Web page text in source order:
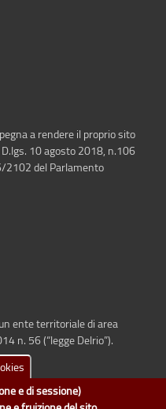
a rendere il proprio sito
10 agosto 2018, n.106
2102 del Parlamento
ente territoriale di area
n. 56 (“legge Delrio”).
e di sessione)